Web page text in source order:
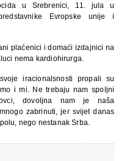
u Srebrenici, 11. jula u
Evropske unije i
plaćenici i domaći izdajnici na
nema kardiohirurga.
iracionalsnosti propali su
i mi. Ne trebaju nam spoljni
dovoljna nam je naša
zabrinuti, jer svijet danas
nego nestanak Srba.